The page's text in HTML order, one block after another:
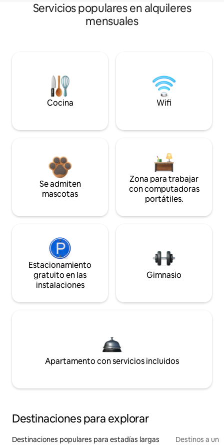
Servicios populares en alquileres
mensuales
Cocina Wifi
Se admiten
mascotas
Zona para trabajar
con computadoras
portátiles.
Estacionamiento
gratuito en las
instalaciones
Gimnasio
Apartamento con servicios incluidos
Destinaciones para explorar
Destinaciones populares para estadías largas Destinos a un